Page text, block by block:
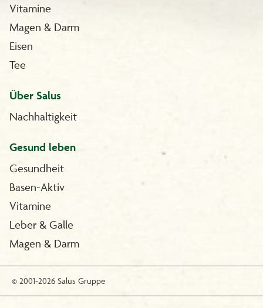
Vitamine
Magen & Darm
Eisen
Tee
Über Salus
Nachhaltigkeit
Gesund leben
Gesundheit
Basen-Aktiv
Vitamine
Leber & Galle
Magen & Darm
© 2001-2026 Salus Gruppe